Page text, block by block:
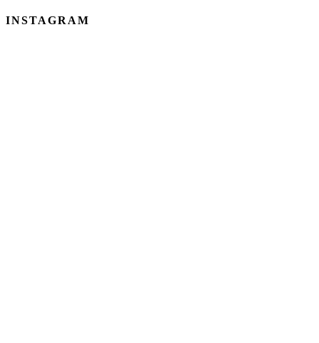
INSTAGRAM